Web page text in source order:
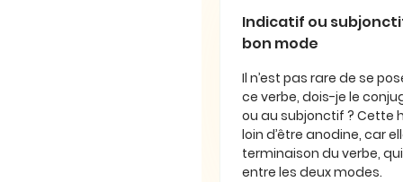
Indicatif ou
bon mode
Il n’est pas rare de se
ce verbe, dois-je le
ou au subjonctif ? Cette
loin d’être anodine, car
terminaison du verbe,
entre les deux modes.